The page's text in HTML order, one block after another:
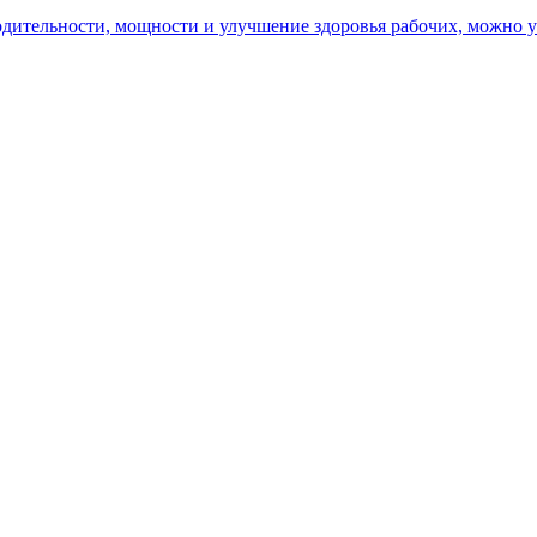
мощности и улучшение здоровья рабочих, можно